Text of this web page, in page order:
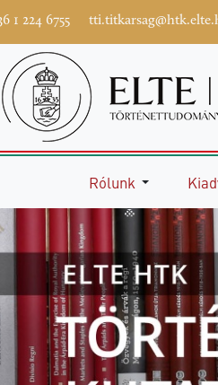
1 224 6755
Rólunk